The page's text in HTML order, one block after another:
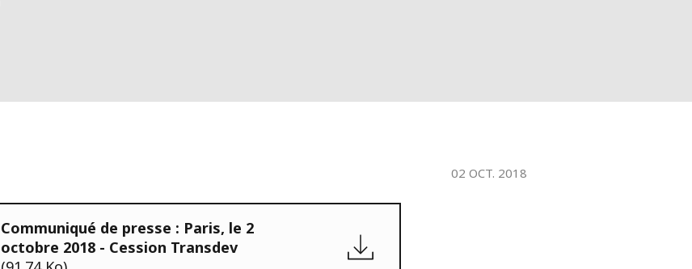
02 OCT. 2018
Communiqué de presse : Paris, le 2
octobre 2018 - Cession Transdev